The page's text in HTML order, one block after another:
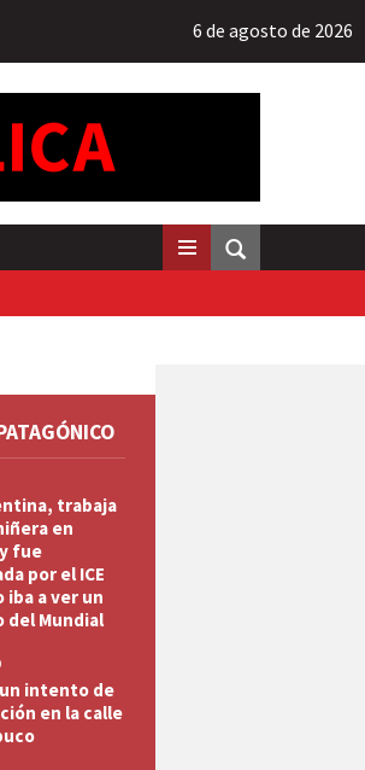
6 de agosto de 2026
trabaja
en
y fue
por el ICE
iba a ver un
del Mundial
intento de
en la calle